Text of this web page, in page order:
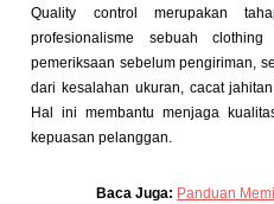
Quality control merupakan
profesionalisme sebuah
pemeriksaan sebelum pengiriman,
dari kesalahan ukuran, cacat
Hal ini membantu menjaga
kepuasan pelanggan.
Baca Juga: Panduan